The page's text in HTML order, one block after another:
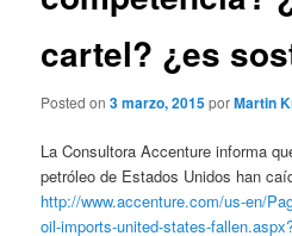
cartel? ¿es
Posted on3 marzo, 2015porMartin
La Consultora Accenture informa
petróleo de Estados Unidos han
http://www.accenture.com/us-en/
oil-imports-united-states-